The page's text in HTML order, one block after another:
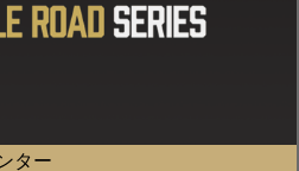
ター